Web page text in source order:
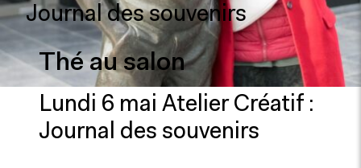
Journal des souvenirs
Thé au salon
Lundi 6 mai Atelier Créatif :
Journal des souvenirs